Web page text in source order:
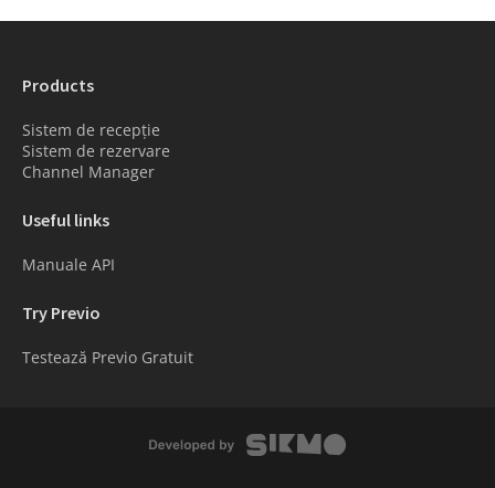
Products
Sistem de recepție
Sistem de rezervare
Channel Manager
Useful links
Manuale API
Try Previo
Testează Previo Gratuit